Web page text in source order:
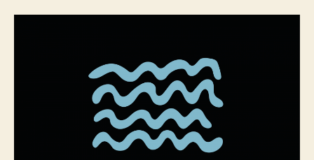
:::
Flusssurfer,
Skookumchuck